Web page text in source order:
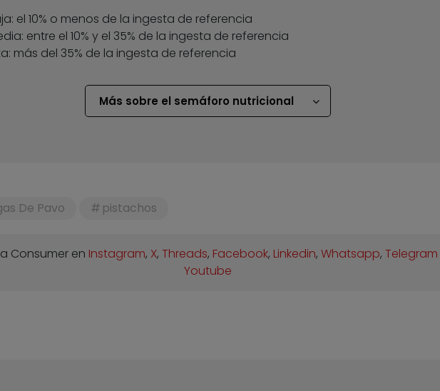
el 10% o menos de la ingesta de referencia
entre el 10% y el 35% de la ingesta de referencia
más del 35% de la ingesta de referencia
Más sobre el semáforo nutricional
De Pavo pistachos
Consumer en Instagram, X,Threads, Facebook, Linkedin,Whatsapp,Telegram
Youtube